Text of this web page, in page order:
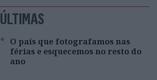
ÚLTIMAS
O país que fotografamos nas
férias e esquecemos no resto do
ano